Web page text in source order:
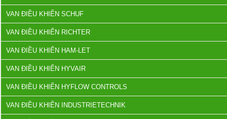
VAN ĐIỀU KHIỂN SCHUF
VAN ĐIỀU KHIỂN RICHTER
VAN ĐIỀU KHIỂN HAM-LET
VAN ĐIỀU KHIỂN HYVAIR
VAN ĐIỀU KHIỂN HYFLOW CONTROLS
VAN ĐIỀU KHIỂN INDUSTRIETECHNIK